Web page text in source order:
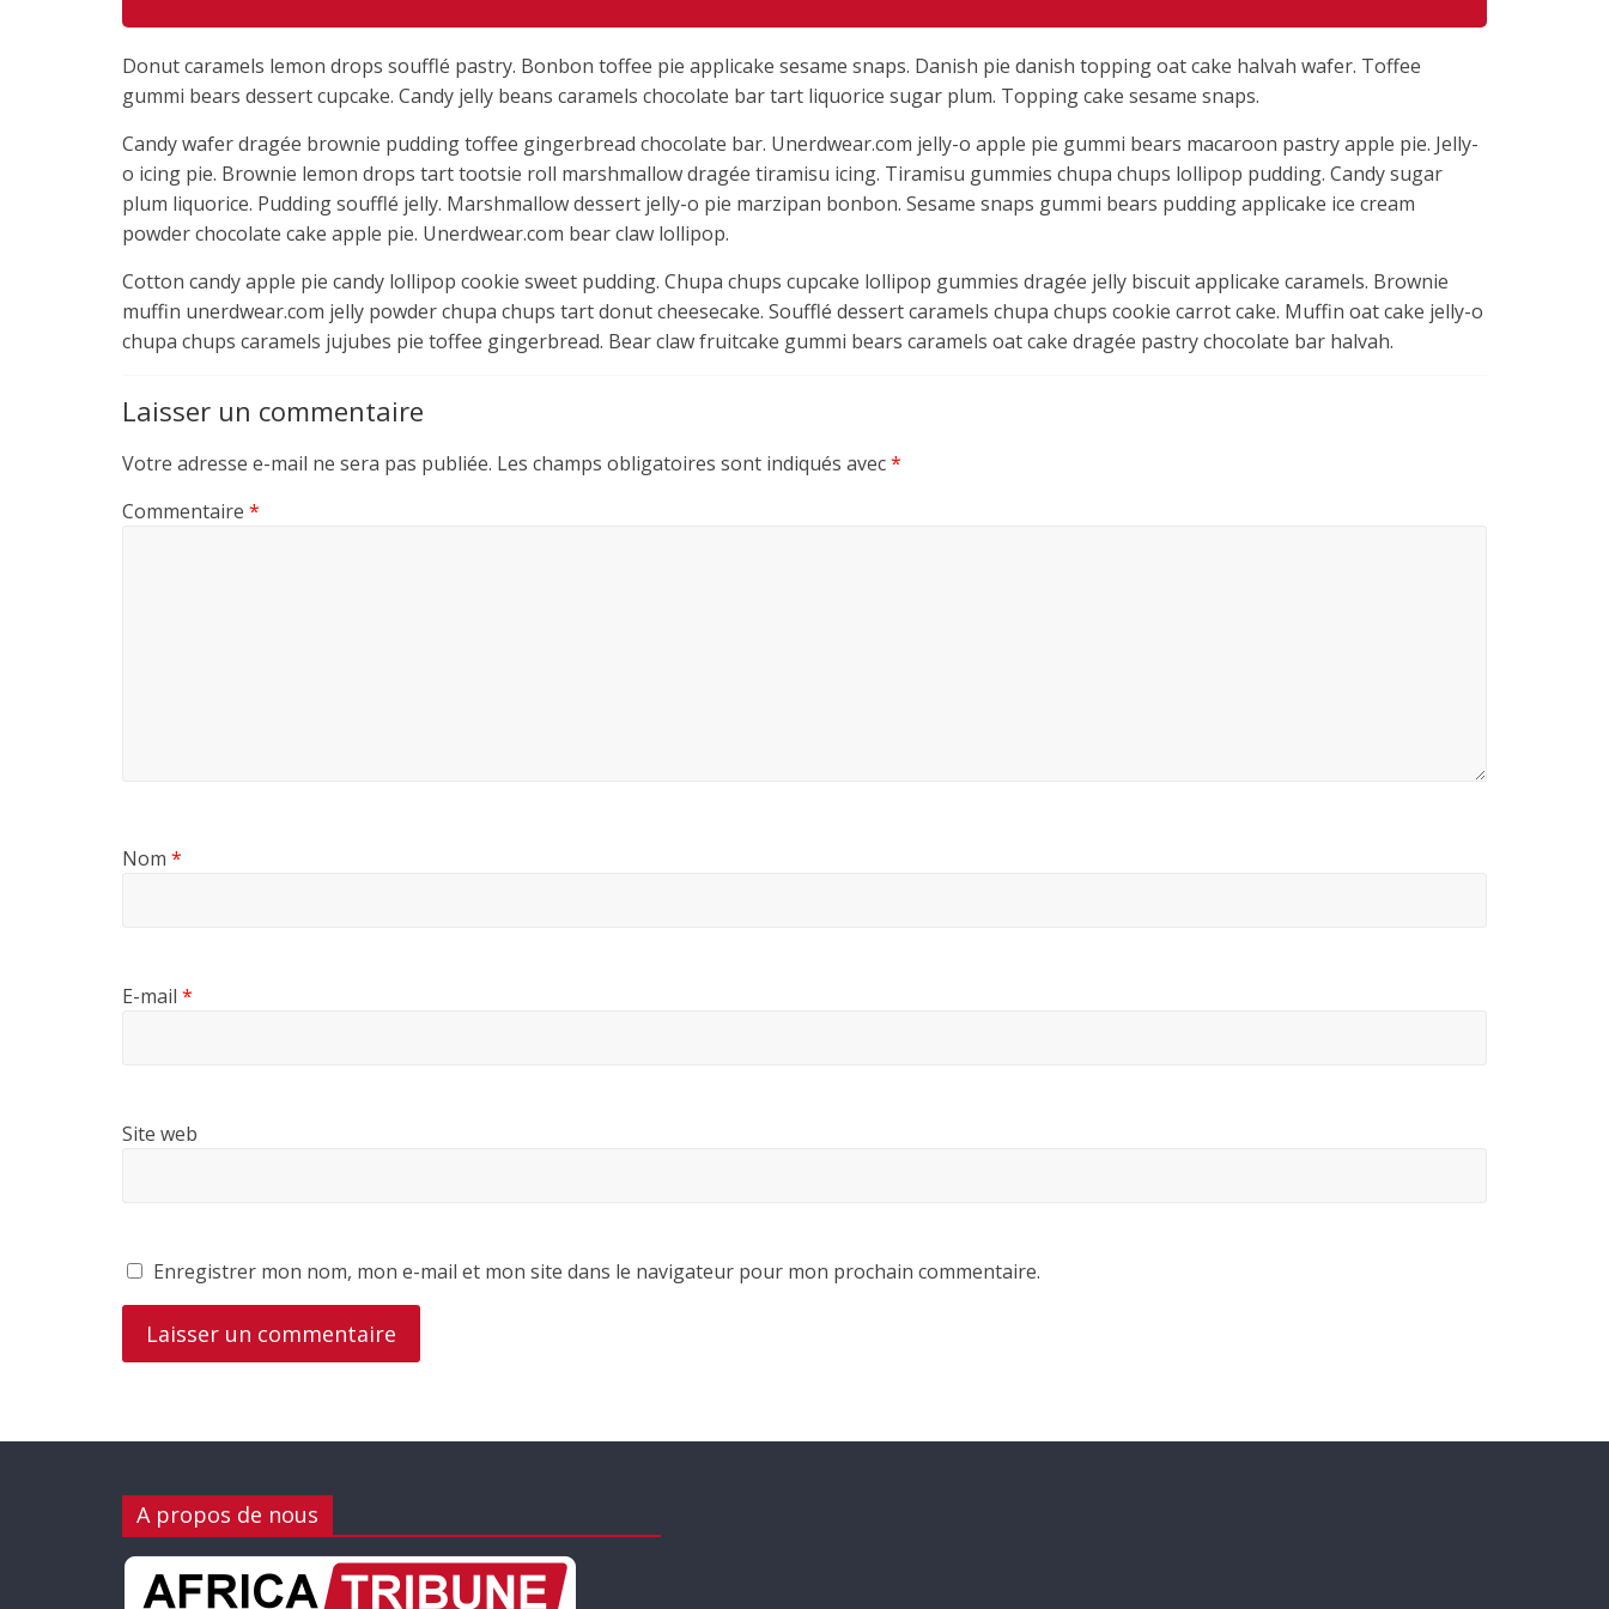
Donut caramels lemon drops soufflé pastry. Bonbon toffee pie applicake sesame snaps. Danish pie danish topping oat cake halvah wafer. Toffee
gummi bears dessert cupcake. Candy jelly beans caramels chocolate bar tart liquorice sugar plum. Topping cake sesame snaps.
Candy wafer dragée brownie pudding toffee gingerbread chocolate bar. Unerdwear.com jelly-o apple pie gummi bears macaroon pastry apple pie. Jelly-
o icing pie. Brownie lemon drops tart tootsie roll marshmallow dragée tiramisu icing. Tiramisu gummies chupa chups lollipop pudding. Candy sugar
plum liquorice. Pudding soufflé jelly. Marshmallow dessert jelly-o pie marzipan bonbon. Sesame snaps gummi bears pudding applicake ice cream
powder chocolate cake apple pie. Unerdwear.com bear claw lollipop.
Cotton candy apple pie candy lollipop cookie sweet pudding. Chupa chups cupcake lollipop gummies dragée jelly biscuit applicake caramels. Brownie
muffin unerdwear.com jelly powder chupa chups tart donut cheesecake. Soufflé dessert caramels chupa chups cookie carrot cake. Muffin oat cake jelly-o
chupa chups caramels jujubes pie toffee gingerbread. Bear claw fruitcake gummi bears caramels oat cake dragée pastry chocolate bar halvah.
Laisser un commentaire
Votre adresse e-mail ne sera pas publiée. Les champs obligatoires sont indiqués avec*
Commentaire *
Nom *
E-mail *
Site web
Enregistrer mon nom, mon e-mail et mon site dans le navigateur pour mon prochain commentaire.
A propos de nous